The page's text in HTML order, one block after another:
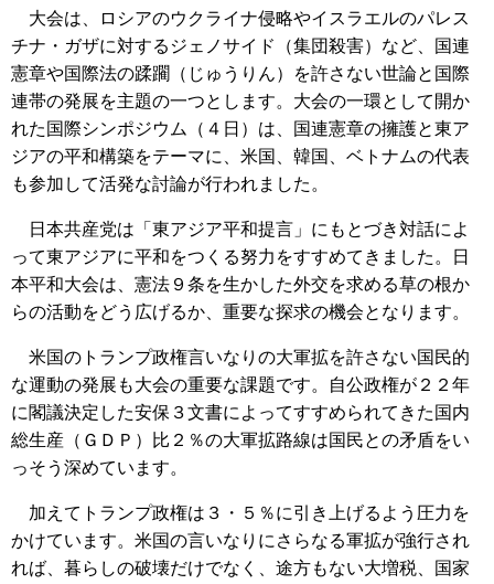
大会は、ロシアのウクライナ侵略やイスラエルのパレス
チナ・ガザに対するジェノサイド（集団殺害）など、国連
憲章や国際法の蹂躙（じゅうりん）を許さない世論と国際
連帯の発展を主題の一つとします。大会の一環として開か
れた国際シンポジウム（４日）は、国連憲章の擁護と東ア
ジアの平和構築をテーマに、米国、韓国、ベトナムの代表
も参加して活発な討論が行われました。
日本共産党は「東アジア平和提言」にもとづき対話によ
って東アジアに平和をつくる努力をすすめてきました。日
本平和大会は、憲法９条を生かした外交を求める草の根か
らの活動をどう広げるか、重要な探求の機会となります。
米国のトランプ政権言いなりの大軍拡を許さない国民的
な運動の発展も大会の重要な課題です。自公政権が２２年
に閣議決定した安保３文書によってすすめられてきた国内
総生産（ＧＤＰ）比２％の大軍拡路線は国民との矛盾をい
っそう深めています。
加えてトランプ政権は３・５％に引き上げるよう圧力を
かけています。米国の言いなりにさらなる軍拡が強行され
れば、暮らしの破壊だけでなく、途方もない大増税、国家